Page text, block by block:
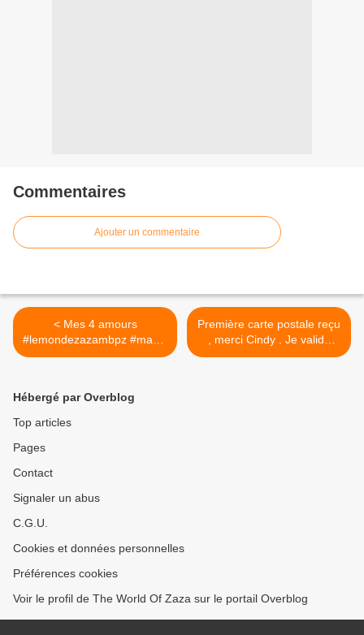
Commentaires
Ajouter un commentaire
< Mes 4 amours
#lemondezazambpz #mavie
#monsang #machair
Première carte postale reçu
, merci Cindy . Je valide
bien ta participation. >
Hébergé par Overblog
Top articles
Pages
Contact
Signaler un abus
C.G.U.
Cookies et données personnelles
Préférences cookies
Voir le profil de The World Of Zaza sur le portail Overblog